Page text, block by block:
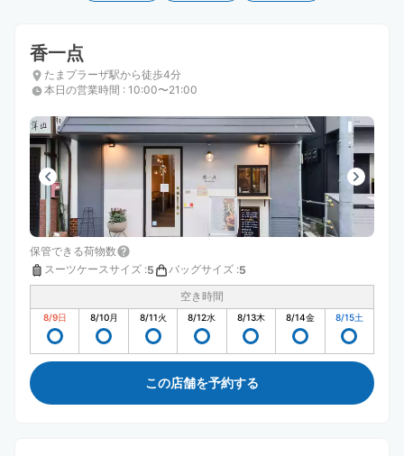
keyboard
shortcuts
for
changing
dates.
shortcuts
for
changing
dates.
香一点
たまプラーザ駅から徒歩4分
本日の営業時間 : 10:00〜21:00
保管できる荷物数
スーツケースサイズ :5 バッグサイズ :5
空き時間
8/9日 8/10月 8/11火 8/12水 8/13木 8/14金 8/15土
この店舗を予約する